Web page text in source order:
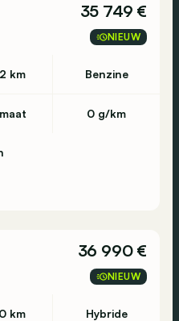
35 749 €
NIEUW
km Benzine
0 g/km
36 990 €
NIEUW
km Hybride